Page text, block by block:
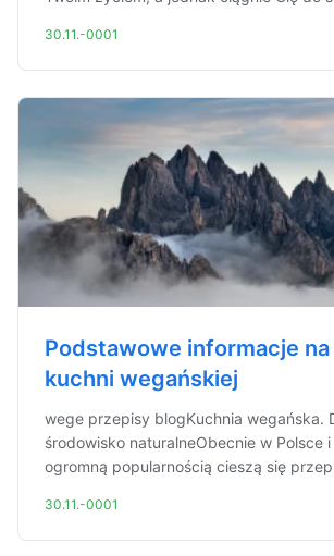
30.11.-0001
Podstawowe informacje
kuchni wegańskiej
wege przepisy blogKuchnia wegańska.
środowisko naturalneObecnie w Polsce
ogromną popularnością cieszą się
30.11.-0001